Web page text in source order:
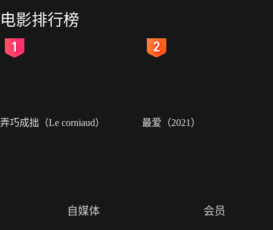
电影排行榜
弄巧成拙（Le corniaud） 最爱（2021）
自媒体 会员